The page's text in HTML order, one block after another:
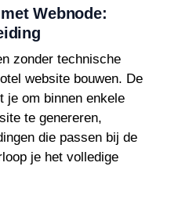
Webnode:
zonder technische
website bouwen. De
je om binnen enkele
te genereren,
die passen bij de
je het volledige